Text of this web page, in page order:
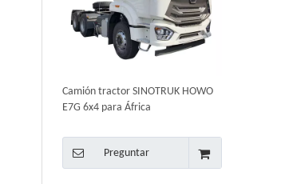
Camión tractor SINOTRUK HOWO
E7G 6x4 para África
Preguntar